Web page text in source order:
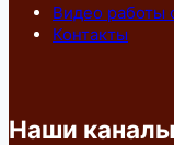
Видео работы
Контакты
Наши